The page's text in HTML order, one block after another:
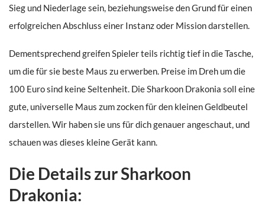
Sieg und Niederlage sein, beziehungsweise den Grund für einen
erfolgreichen Abschluss einer Instanz oder Mission darstellen.
Dementsprechend greifen Spieler teils richtig tief in die Tasche,
um die für sie beste Maus zu erwerben. Preise im Dreh um die
100 Euro sind keine Seltenheit. Die Sharkoon Drakonia soll eine
gute, universelle Maus zum zocken für den kleinen Geldbeutel
darstellen. Wir haben sie uns für dich genauer angeschaut, und
schauen was dieses kleine Gerät kann.
Die Details zur Sharkoon
Drakonia: